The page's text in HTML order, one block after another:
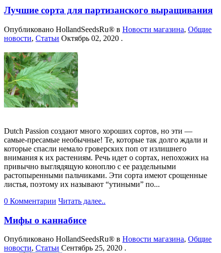
Лучшие сорта для партизанского выращивания
Опубликовано HollandSeedsRu® в Новости магазина, Общие
новости, Статьи Октябрь 02, 2020 .
Dutch Passion создают много хороших сортов, но эти —
самые-пресамые необычные! Те, которые так долго ждали и
которые спасли немало гроверских поп от излишнего
внимания к их растениям. Речь идет о сортах, непохожих на
привычно выглядящую коноплю с ее раздельными
растопыренными пальчиками. Эти сорта имеют срощенные
листья, поэтому их называют “утиными” по...
0 Комментарии Читать далее..
Мифы о каннабисе
Опубликовано HollandSeedsRu® в Новости магазина, Общие
новости, Статьи Сентябрь 25, 2020 .